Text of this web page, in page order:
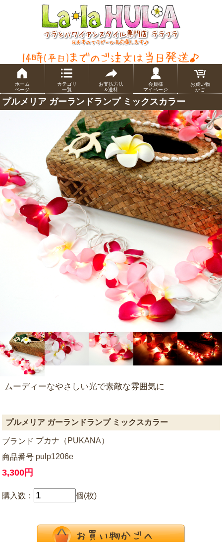
ホーム
ページ
カテゴリ
一覧
お支払方法
&送料
会員様
マイページ
お買い物
かご
プルメリア ガーランドランプ ミックスカラー
ムーディーなやさしい光で素敵な雰囲気に
プルメリア ガーランドランプ ミックスカラー
ブランド プカナ（PUKANA）
商品番号 pulp1206e
3,300円
購入数： 個(枚)